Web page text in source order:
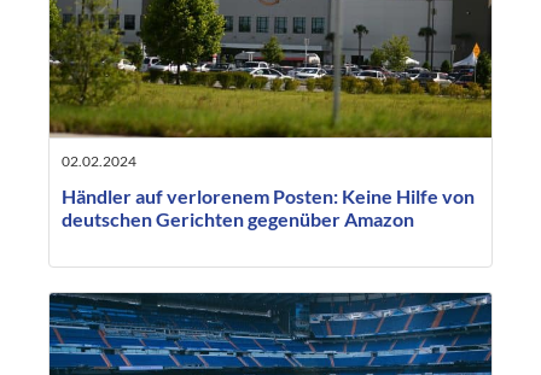
02.02.2024
Händler auf verlorenem Posten: Keine Hilfe von
deutschen Gerichten gegenüber Amazon